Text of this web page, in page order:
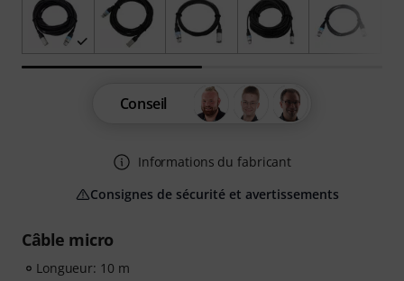
Câble micro
Longueur: 10 m
Conseil
Informations du fabricant
Consignes de sécurité et avertissements